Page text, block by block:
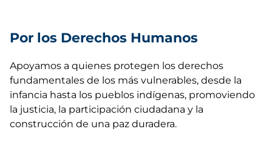
Por los Derechos Humanos
Apoyamos a quienes protegen los derechos
fundamentales de los más vulnerables, desde la
infancia hasta los pueblos indígenas, promoviendo
la justicia, la participación ciudadana y la
construcción de una paz duradera.